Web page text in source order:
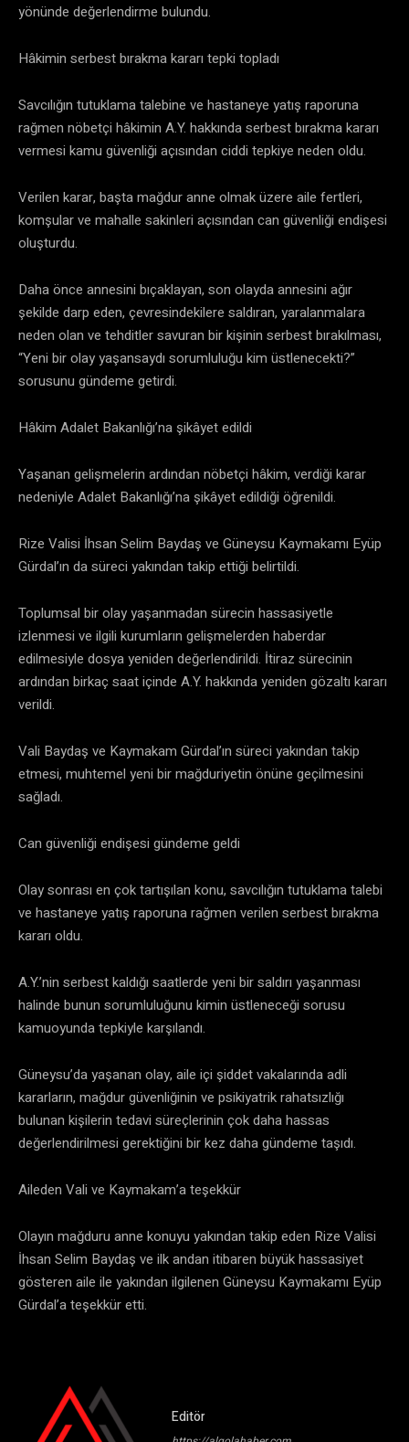
yönünde değerlendirme bulundu.
Hâkimin serbest bırakma kararı tepki topladı
Savcılığın tutuklama talebine ve hastaneye yatış raporuna
rağmen nöbetçi hâkimin A.Y. hakkında serbest bırakma kararı
vermesi kamu güvenliği açısından ciddi tepkiye neden oldu.
Verilen karar, başta mağdur anne olmak üzere aile fertleri,
komşular ve mahalle sakinleri açısından can güvenliği endişesi
oluşturdu.
Daha önce annesini bıçaklayan, son olayda annesini ağır
şekilde darp eden, çevresindekilere saldıran, yaralanmalara
neden olan ve tehditler savuran bir kişinin serbest bırakılması,
“Yeni bir olay yaşansaydı sorumluluğu kim üstlenecekti?”
sorusunu gündeme getirdi.
Hâkim Adalet Bakanlığı’na şikâyet edildi
Yaşanan gelişmelerin ardından nöbetçi hâkim, verdiği karar
nedeniyle Adalet Bakanlığı’na şikâyet edildiği öğrenildi.
Rize Valisi İhsan Selim Baydaş ve Güneysu Kaymakamı Eyüp
Gürdal’ın da süreci yakından takip ettiği belirtildi.
Toplumsal bir olay yaşanmadan sürecin hassasiyetle
izlenmesi ve ilgili kurumların gelişmelerden haberdar
edilmesiyle dosya yeniden değerlendirildi. İtiraz sürecinin
ardından birkaç saat içinde A.Y. hakkında yeniden gözaltı kararı
verildi.
Vali Baydaş ve Kaymakam Gürdal’ın süreci yakından takip
etmesi, muhtemel yeni bir mağduriyetin önüne geçilmesini
sağladı.
Can güvenliği endişesi gündeme geldi
Olay sonrası en çok tartışılan konu, savcılığın tutuklama talebi
ve hastaneye yatış raporuna rağmen verilen serbest bırakma
kararı oldu.
A.Y.’nin serbest kaldığı saatlerde yeni bir saldırı yaşanması
halinde bunun sorumluluğunu kimin üstleneceği sorusu
kamuoyunda tepkiyle karşılandı.
Güneysu’da yaşanan olay, aile içi şiddet vakalarında adli
kararların, mağdur güvenliğinin ve psikiyatrik rahatsızlığı
bulunan kişilerin tedavi süreçlerinin çok daha hassas
değerlendirilmesi gerektiğini bir kez daha gündeme taşıdı.
Aileden Vali ve Kaymakam’a teşekkür
Olayın mağduru anne konuyu yakından takip eden Rize Valisi
İhsan Selim Baydaş ve ilk andan itibaren büyük hassasiyet
gösteren aile ile yakından ilgilenen Güneysu Kaymakamı Eyüp
Gürdal’a teşekkür etti.
Editör